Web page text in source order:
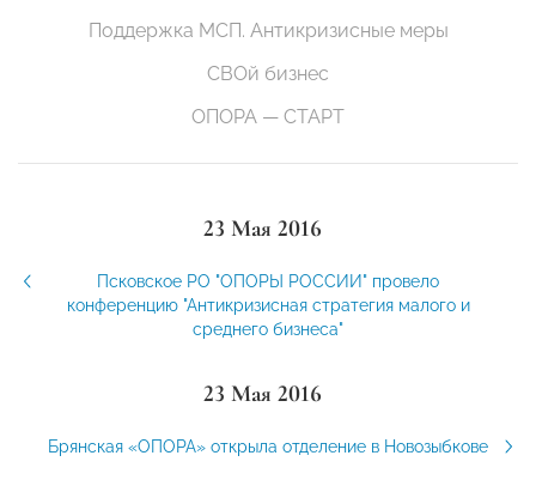
Поддержка МСП. Антикризисные меры
СВОй бизнес
ОПОРА — СТАРТ
23 Мая 2016
Псковское РО "ОПОРЫ РОССИИ" провело
конференцию "Антикризисная стратегия малого и
среднего бизнеса"
23 Мая 2016
Брянская «ОПОРА» открыла отделение в Новозыбкове